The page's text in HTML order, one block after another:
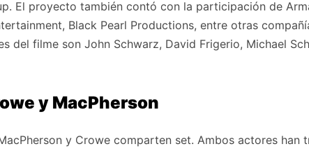
El proyecto también contó con la participación de
Black Pearl Productions, entre otras
del filme son John Schwarz, David Frigerio, Michael
y MacPherson
y Crowe comparten set. Ambos actores han